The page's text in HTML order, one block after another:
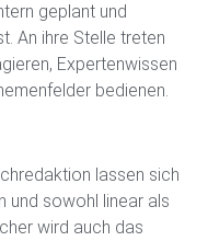
geplant und
An ihre Stelle treten
Expertenwissen
bedienen.
lassen sich
und sowohl linear als
wird auch das